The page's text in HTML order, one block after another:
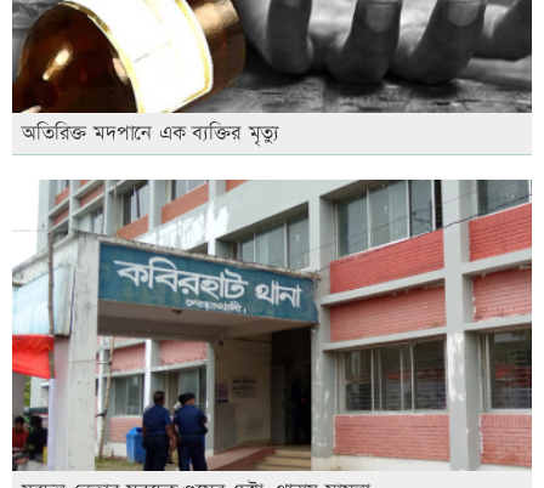
অতিরিক্ত মদপানে এক ব্যক্তির মৃত্যু